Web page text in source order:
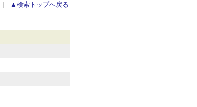
▲検索トップへ戻る